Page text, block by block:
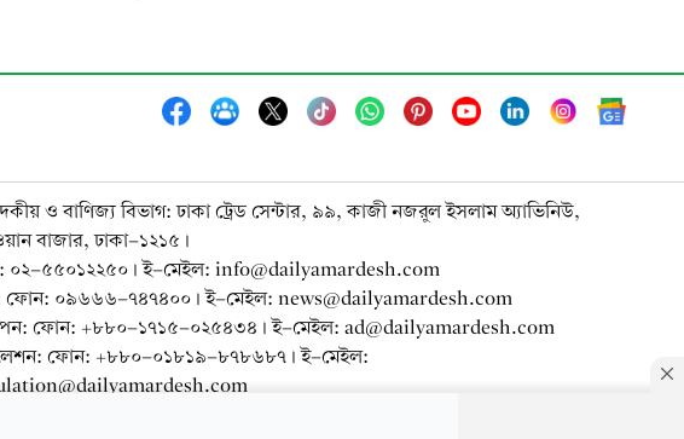
রেস্তোরাঁর সঙ্গে যুক্ত করে
আরও কার্যকর কর
বাজুসের বিজ্ঞপ্তিতে জানানো হয়, শনিবার সকাল
৯টা
ও বাণিজ্য বিভাগ: ঢাকা ট্রেড সেন্টার, ৯৯, কাজী নজরুল ইসলাম অ্যাভিনিউ,
বাজার, ঢাকা-১২১৫।
০২-৫৫০১২২৫০। ই-মেইল: info@dailyamardesh.com
ফোন: ০৯৬৬৬-৭৪৭৪০০। ই-মেইল: news@dailyamardesh.com
ফোন: +৮৮০-১৭১৫-০২৫৪৩৪ । ই-মেইল: ad@dailyamardesh.com
ফোন: +৮৮০-০১৮১৯-৮৭৮৬৮৭ । ই-মেইল: